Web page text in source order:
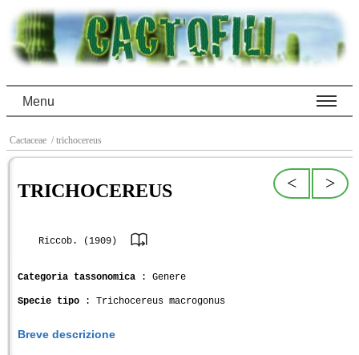
Menu
Cactaceae / trichocereus
>
<
TRICHOCEREUS
Riccob. (1909)
Categoria tassonomica : Genere
Specie tipo : Trichocereus macrogonus
Breve descrizione